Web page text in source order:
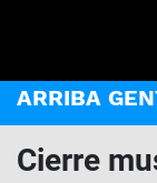
ARRIBA
Cierre